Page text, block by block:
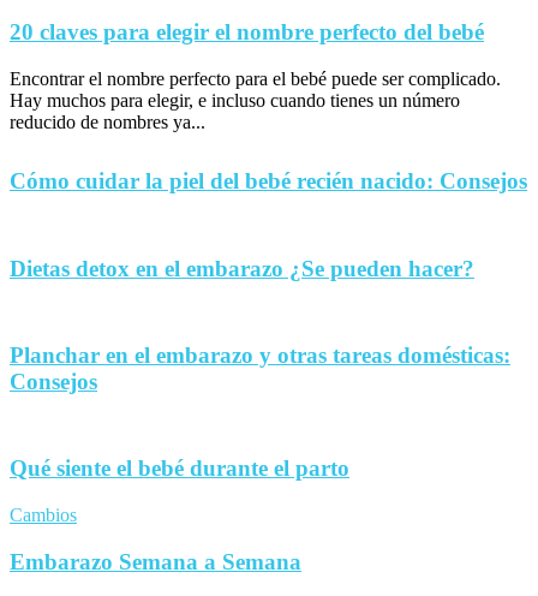
20 claves para elegir el nombre perfecto del bebé
Encontrar el nombre perfecto para el bebé puede ser complicado.
Hay muchos para elegir, e incluso cuando tienes un número
reducido de nombres ya...
Cómo cuidar la piel del bebé recién nacido: Consejos
Dietas detox en el embarazo ¿Se pueden hacer?
Planchar en el embarazo y otras tareas domésticas:
Consejos
Qué siente el bebé durante el parto
Cambios
Embarazo Semana a Semana